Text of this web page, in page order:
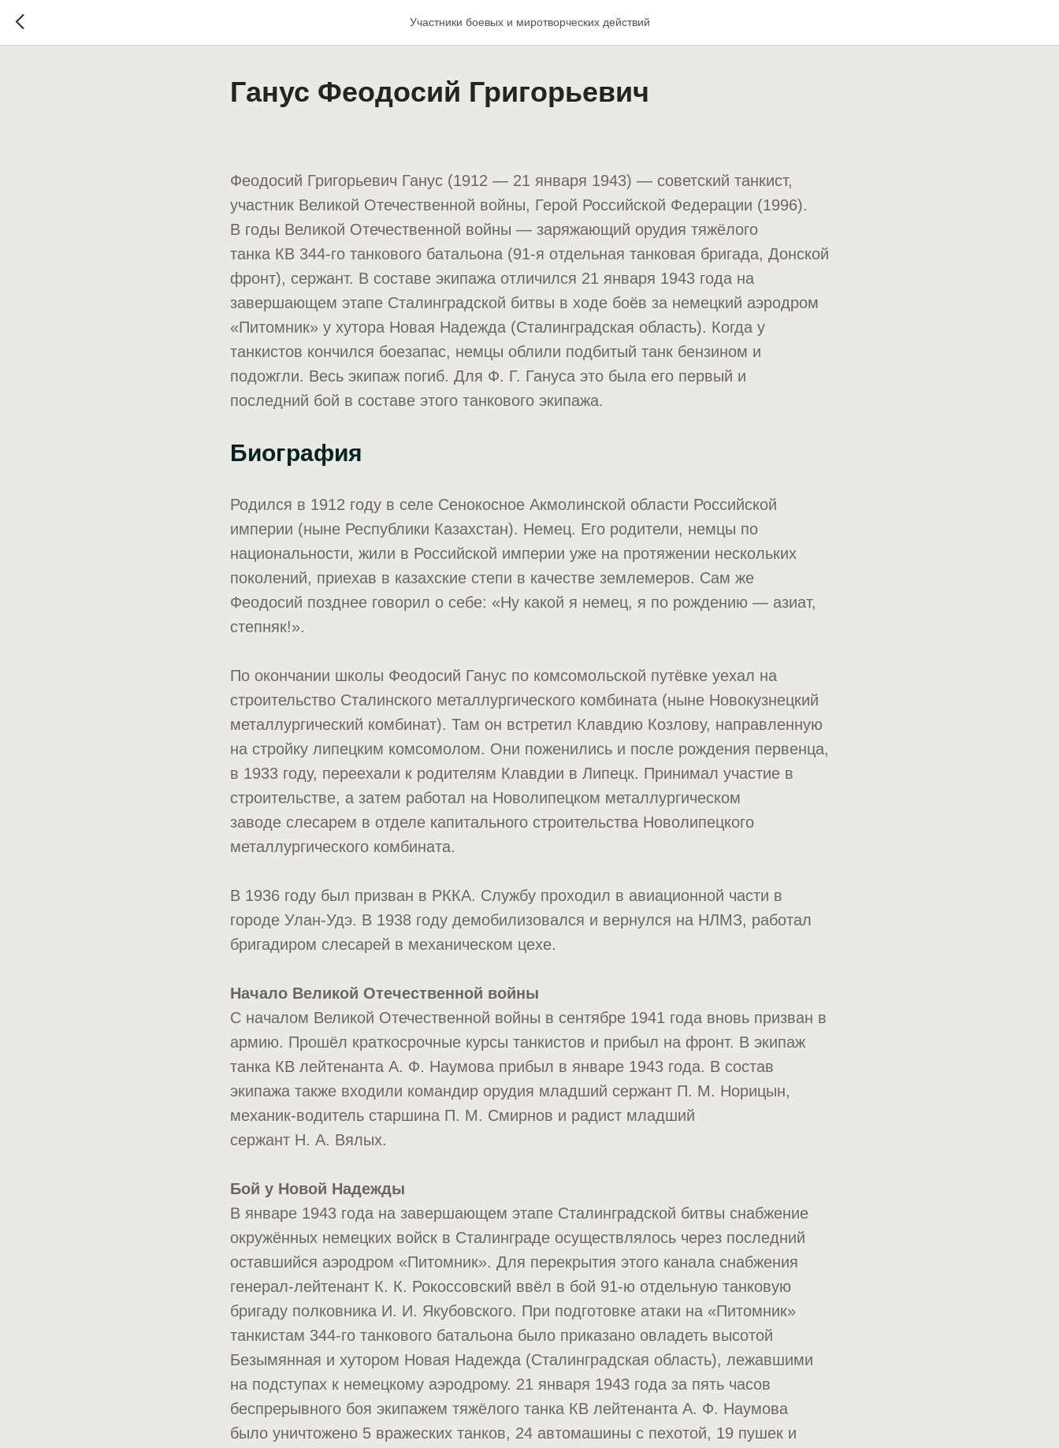
Участники боевых и миротворческих действий
Ганус Феодосий Григорьевич
Феодосий Григорьевич Ганус (1912 — 21 января 1943) — советский танкист,
участник Великой Отечественной войны, Герой Российской Федерации (1996).
В годы Великой Отечественной войны — заряжающий орудия тяжёлого
танка КВ 344-го танкового батальона (91-я отдельная танковая бригада, Донской
фронт), сержант. В составе экипажа отличился 21 января 1943 года на
завершающем этапе Сталинградской битвы в ходе боёв за немецкий аэродром
«Питомник» у хутора Новая Надежда (Сталинградская область). Когда у
танкистов кончился боезапас, немцы облили подбитый танк бензином и
подожгли. Весь экипаж погиб. Для Ф. Г. Гануса это была его первый и
последний бой в составе этого танкового экипажа.
Биография
Родился в 1912 году в селе Сенокосное Акмолинской области Российской
империи (ныне Республики Казахстан). Немец. Его родители, немцы по
национальности, жили в Российской империи уже на протяжении нескольких
поколений, приехав в казахские степи в качестве землемеров. Сам же
Феодосий позднее говорил о себе: «Ну какой я немец, я по рождению — азиат,
степняк!».
По окончании школы Феодосий Ганус по комсомольской путёвке уехал на
строительство Сталинского металлургического комбината (ныне Новокузнецкий
металлургический комбинат). Там он встретил Клавдию Козлову, направленную
на стройку липецким комсомолом. Они поженились и после рождения первенца,
в 1933 году, переехали к родителям Клавдии в Липецк. Принимал участие в
строительстве, а затем работал на Новолипецком металлургическом
заводе слесарем в отделе капитального строительства Новолипецкого
металлургического комбината.
В 1936 году был призван в РККА. Службу проходил в авиационной части в
городе Улан-Удэ. В 1938 году демобилизовался и вернулся на НЛМЗ, работал
бригадиром слесарей в механическом цехе.
Начало Великой Отечественной войны
С началом Великой Отечественной войны в сентябре 1941 года вновь призван в
армию. Прошёл краткосрочные курсы танкистов и прибыл на фронт. В экипаж
танка КВ лейтенанта А. Ф. Наумова прибыл в январе 1943 года. В состав
экипажа также входили командир орудия младший сержант П. М. Норицын,
механик-водитель старшина П. М. Смирнов и радист младший
сержант Н. А. Вялых.
Бой у Новой Надежды
В январе 1943 года на завершающем этапе Сталинградской битвы снабжение
окружённых немецких войск в Сталинграде осуществлялось через последний
оставшийся аэродром «Питомник». Для перекрытия этого канала снабжения
генерал-лейтенант К. К. Рокоссовский ввёл в бой 91-ю отдельную танковую
бригаду полковника И. И. Якубовского. При подготовке атаки на «Питомник»
танкистам 344-го танкового батальона было приказано овладеть высотой
Безымянная и хутором Новая Надежда (Сталинградская область), лежавшими
на подступах к немецкому аэродрому. 21 января 1943 года за пять часов
беспрерывного боя экипажем тяжёлого танка КВ лейтенанта А. Ф. Наумова
было уничтожено 5 вражеских танков, 24 автомашины с пехотой, 19 пушек и